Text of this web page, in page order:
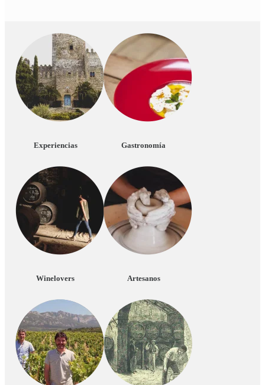
Experiencias Gastronomía
Winelovers Artesanos